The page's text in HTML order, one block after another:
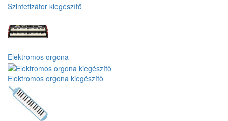
Szintetizátor kiegészítő
Elektromos orgona
Elektromos orgona kiegészítő